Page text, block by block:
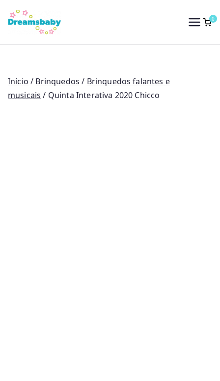
para
conteúdo
Dreams Baby
0
Início / Brinquedos / Brinquedos falantes e
musicais / Quinta Interativa 2020 Chicco